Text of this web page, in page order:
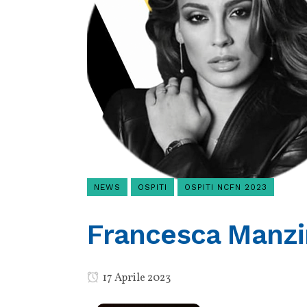
NEWS OSPITI OSPITI NCFN 2023
Francesca
17 Aprile 2023